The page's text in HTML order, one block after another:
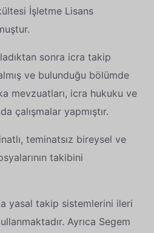
İşletme Lisans
sonra icra takip
ve bulunduğu bölümde
mevzuatları, icra hukuku ve
çalışmalar yapmıştır.
teminatsız bireysel ve
takibini
yasal takip sistemlerini ileri
Ayrıca Segem